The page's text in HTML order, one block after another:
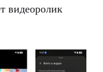
видеоролик